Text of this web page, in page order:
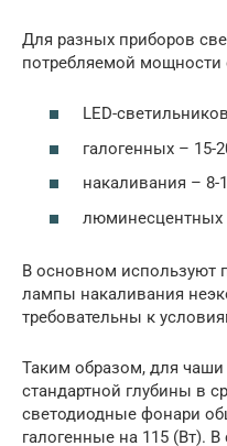
Для разных приборов
потребляемой мощности
LED-
галогенных – 15-
накаливания – 8-
люминесцентных
В основном используют
лампы накаливания
требовательны к
Таким образом, для
стандартной глубины в
светодиодные фонари
галогенные на 115 (Вт).